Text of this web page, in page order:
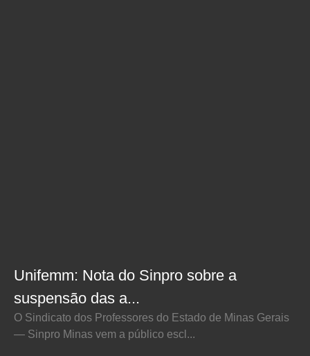
Unifemm: Nota do Sinpro sobre a
suspensão das a...
O Sindicato dos Professores do Estado de Minas Gerais
— Sinpro Minas vem a público escl...